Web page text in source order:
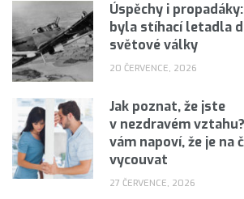
Úspěchy i
byla stíhací letadla
světové války
20 ČERVENCE, 2026
Jak poznat, že jste
v nezdravém
vám napoví, že je na
vycouvat
27 ČERVENCE, 2026